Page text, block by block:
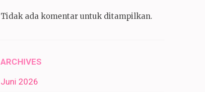
Tidak ada komentar untuk ditampilkan.
ARCHIVES
Juni 2026